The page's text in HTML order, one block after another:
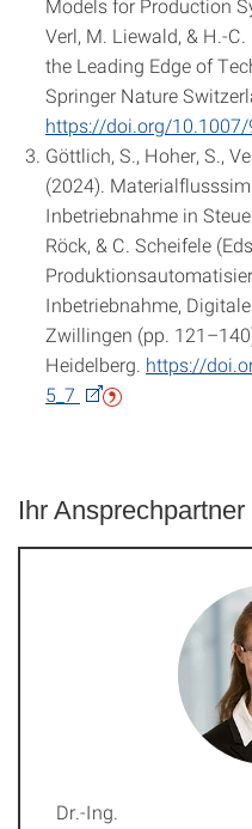
Models for Production
Verl, M. Liewald, & H.-
the Leading Edge of
Springer Nature
https://doi.org/
Göttlich, S., Hoher, S.,
(2024).
Inbetriebnahme in
Röck, & C. Scheifele
Inbetriebnahme,
Zwillingen (pp.
Heidelberg. https://
5_7
Ihr Ansprechpartner
Dr.-Ing.